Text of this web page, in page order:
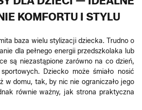
KOMFORTU I STYLU
baza wielu stylizacji dziecka. Trudno o
dla pełnego energii przedszkolaka lub
są niezastąpione zarówno na co dzień,
Dziecko może śmiało nosić
w domu, tak, by nic nie ograniczało jego
równie ważny, jak strona praktyczna